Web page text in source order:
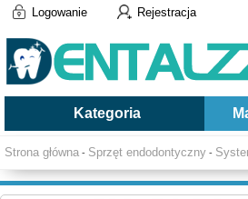
Logowanie Rejestracja
Kategoria
Strona główna - Sprzęt endodontyczny -